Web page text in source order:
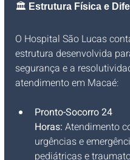
🏛️ Estrutura Física e
O Hospital São Lucas
estrutura desenvolvida
segurança e a
atendimento em Macaé:
Pronto-Socorro 24
Horas: Atendimento
urgências e
pediátricas e